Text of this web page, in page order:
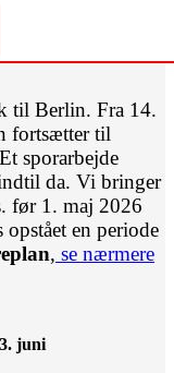
til Berlin. Fra 14.
fortsætter til
sporarbejde
da. Vi bringer
før 1. maj 2026
en periode
, se nærmere
juni